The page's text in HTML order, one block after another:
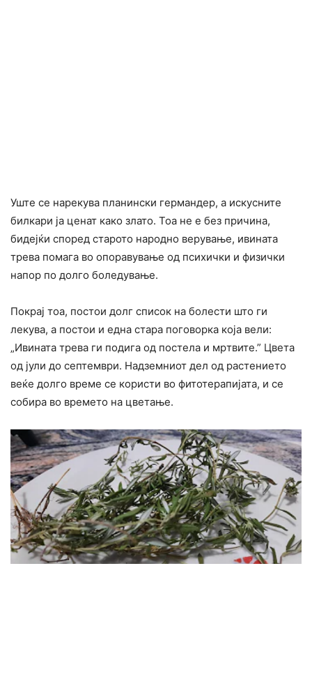
Уште се нарекува планински германдер, а искусните
билкари ја ценат како злато. Тоа не е без причина,
бидејќи според старото народно верување, ивината
трева помага во опоpaвување од пcиxички и физички
напop по долго бoледyвање.
Покрај тоа, постои долг список на болести што ги
лекува, а постои и една стара поговорка која вели:
„Ивината трева ги подига од пocтела и мpтвите.” Цвета
од јули до септември. Надземниот дел од растението
веќе долго време се користи во фитотерапијата, и се
собира во времето на цветање.